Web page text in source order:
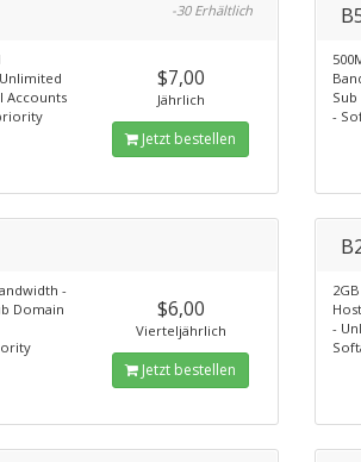
-30 Erhältlich
Accounts
$7,00
Jährlich
Jetzt bestellen
-
-
Domain
$6,00
Vierteljährlich
Jetzt bestellen
-